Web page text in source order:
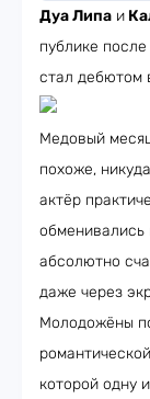
Дуа Липа и
публике
стал дебютом
Медовый
похоже,
актёр
обменивались
абсолютно
даже через
Молодожёны
которой одну